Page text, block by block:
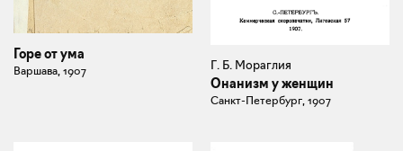
Горе от ума
Варшава, 1907 Г. Б. Мораглия
Онанизм у женщин
Санкт-Петербург, 1907